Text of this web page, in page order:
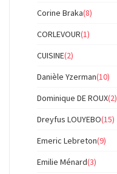
Corine Braka(8)
CORLEVOUR(1)
CUISINE(2)
Danièle Yzerman(10)
Dominique DE ROUX(2)
Dreyfus LOUYEBO(15)
Emeric Lebreton(9)
Emilie Ménard(3)